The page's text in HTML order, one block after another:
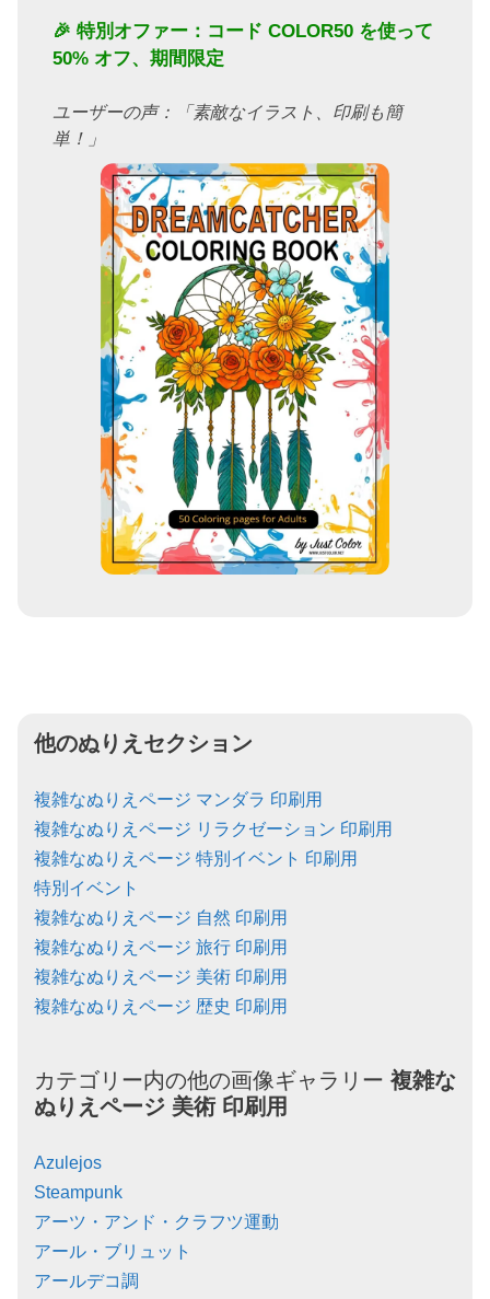
🎉 特別オファー：コード COLOR50 を使って
50% オフ、期間限定
ユーザーの声：「素敵なイラスト、印刷も簡
単！」
他のぬりえセクション
複雑なぬりえページ マンダラ 印刷用
複雑なぬりえページ リラクゼーション 印刷用
複雑なぬりえページ 特別イベント 印刷用
特別イベント
複雑なぬりえページ 自然 印刷用
複雑なぬりえページ 旅行 印刷用
複雑なぬりえページ 美術 印刷用
複雑なぬりえページ 歴史 印刷用
カテゴリー内の他の画像ギャラリー 複雑な
ぬりえページ 美術印刷用
Azulejos
Steampunk
アーツ・アンド・クラフツ運動
アール・ブリュット
アールデコ調